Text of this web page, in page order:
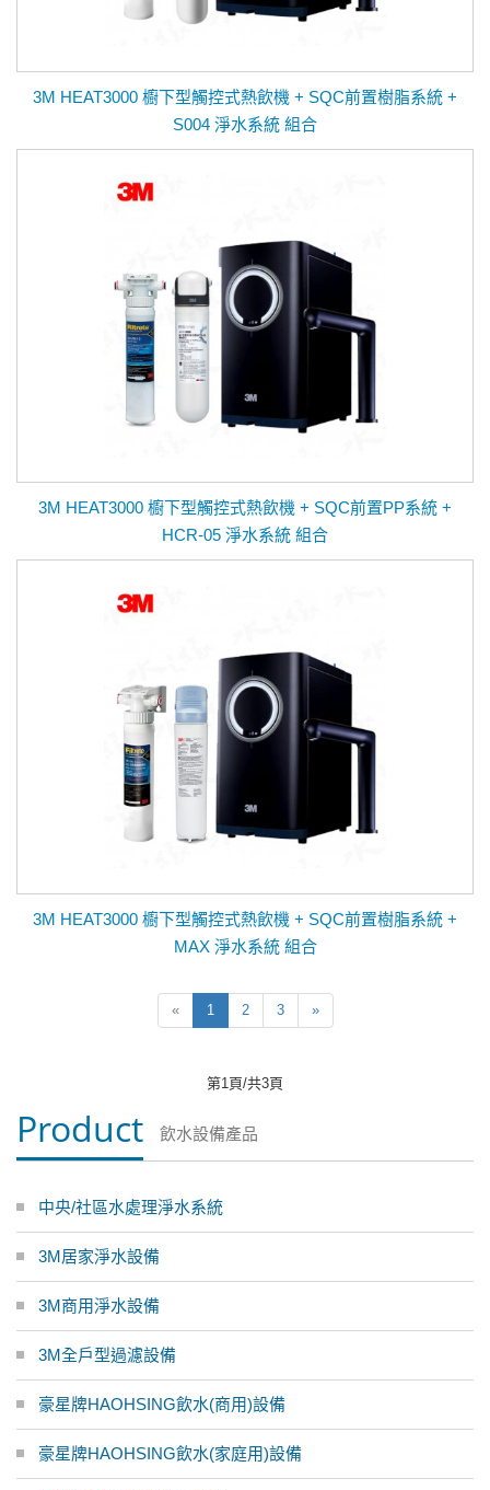
3M HEAT3000 櫥下型觸控式熱飲機 + SQC前置樹脂系統 +
S004 淨水系統 組合
3M HEAT3000 櫥下型觸控式熱飲機 + SQC前置PP系統 +
HCR-05 淨水系統 組合
3M HEAT3000 櫥下型觸控式熱飲機 + SQC前置樹脂系統 +
MAX 淨水系統 組合
« 1 2 3 »
第1頁/共3頁
Product 飲水設備產品
中央/社區水處理淨水系統
3M居家淨水設備
3M商用淨水設備
3M全戶型過濾設備
豪星牌HAOHSING飲水(商用)設備
豪星牌HAOHSING飲水(家庭用)設備